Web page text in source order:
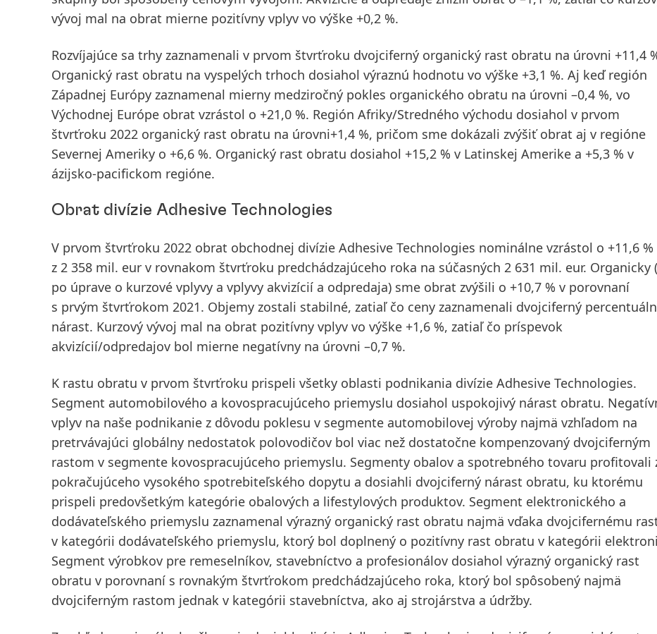
vývoj mal na obrat mierne pozitívny vplyv vo výške +0,2 %.
Rozvíjajúce sa trhy zaznamenali v prvom štvrťroku dvojciferný organický rast obratu na úrovni +11,4
Organický rast obratu na vyspelých trhoch dosiahol výraznú hodnotu vo výške +3,1 %. Aj keď región
Západnej Európy zaznamenal mierny medziročný pokles organického obratu na úrovni –0,4 %, vo
Východnej Európe obrat vzrástol o +21,0 %. Región Afriky/Stredného východu dosiahol v prvom
štvrťroku 2022 organický rast obratu na úrovni+1,4 %, pričom sme dokázali zvýšiť obrat aj v regióne
Severnej Ameriky o +6,6 %. Organický rast obratu dosiahol +15,2 % v Latinskej Amerike a +5,3 % v
ázijsko-pacifickom regióne.
Obrat divízie Adhesive Technologies
V prvom štvrťroku 2022 obrat obchodnej divízie Adhesive Technologies nominálne vzrástol o +11,6 %
z 2 358 mil. eur v rovnakom štvrťroku predchádzajúceho roka na súčasných 2 631 mil. eur. Organicky
po úprave o kurzové vplyvy a vplyvy akvizícií a odpredaja) sme obrat zvýšili o +10,7 % v porovnaní
s prvým štvrťrokom 2021. Objemy zostali stabilné, zatiaľ čo ceny zaznamenali dvojciferný
nárast. Kurzový vývoj mal na obrat pozitívny vplyv vo výške +1,6 %, zatiaľ čo príspevok
akvizícií/odpredajov bol mierne negatívny na úrovni –0,7 %.
K rastu obratu v prvom štvrťroku prispeli všetky oblasti podnikania divízie Adhesive Technologies.
Segment automobilového a kovospracujúceho priemyslu dosiahol uspokojivý nárast obratu.
vplyv na naše podnikanie z dôvodu poklesu v segmente automobilovej výroby najmä vzhľadom na
pretrvávajúci globálny nedostatok polovodičov bol viac než dostatočne kompenzovaný dvojciferným
rastom v segmente kovospracujúceho priemyslu. Segmenty obalov a spotrebného tovaru profitovali
pokračujúceho vysokého spotrebiteľského dopytu a dosiahli dvojciferný nárast obratu, ku ktorému
prispeli predovšetkým kategórie obalových a lifestylových produktov. Segment elektronického a
dodávateľského priemyslu zaznamenal výrazný organický rast obratu najmä vďaka dvojcifernému
v kategórii dodávateľského priemyslu, ktorý bol doplnený o pozitívny rast obratu v kategórii
Segment výrobkov pre remeselníkov, stavebníctvo a profesionálov dosiahol výrazný organický rast
obratu v porovnaní s rovnakým štvrťrokom predchádzajúceho roka, ktorý bol spôsobený najmä
dvojciferným rastom jednak v kategórii stavebníctva, ako aj strojárstva a údržby.